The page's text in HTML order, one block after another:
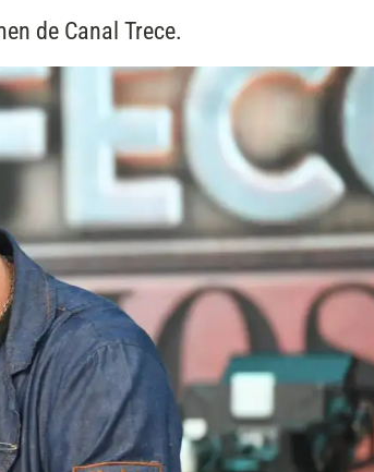
de Canal Trece.